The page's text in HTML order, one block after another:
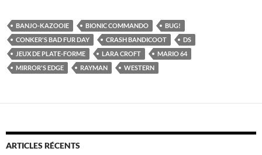
BANJO-KAZOOIE BIONIC COMMANDO
BUG!
CONKER'S BAD FUR DAY
CRASH BANDICOOT
DS
JEUX DE PLATE-FORME
LARA CROFT
MARIO 64
MIRROR'S EDGE
RAYMAN WESTERN
ARTICLES RÉCENTS